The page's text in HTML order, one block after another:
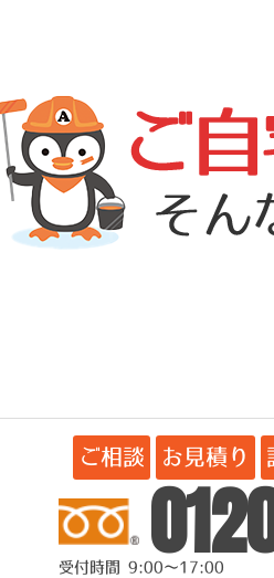
ご相談 お見積り
受付時間 9:00～17:00